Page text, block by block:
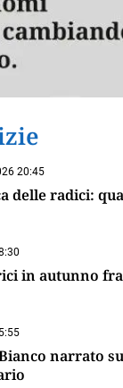
20:45
delle radici:
in autunno
narrato